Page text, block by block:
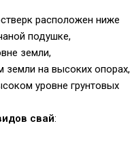
расположен ниже
подушке,
земли,
на высоких опорах,
уровне грунтовых
свай: